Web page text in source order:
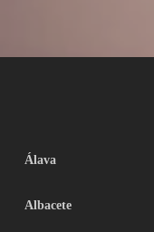
Álava
Albacete